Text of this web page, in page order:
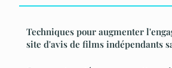
Techniques pour augmenter
site d'avis de films indépendants